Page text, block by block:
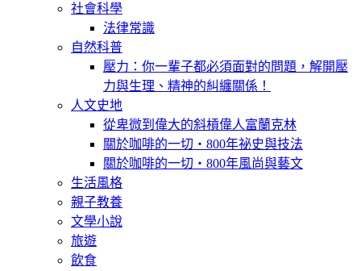
社會科學
法律常識
自然科普
壓力：你一輩子都必須面對的問題，解開壓
力與生理、精神的糾纏關係！
人文史地
從卑微到偉大的斜槓偉人富蘭克林
關於咖啡的一切‧800年祕史與技法
關於咖啡的一切‧800年風尚與藝文
生活風格
親子教養
文學小說
旅遊
飲食